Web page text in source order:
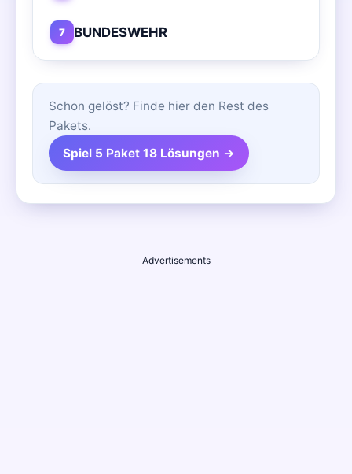
7 BUNDESWEHR
Schon gelöst? Finde hier den Rest des
Pakets.
Spiel 5 Paket 18 Lösungen →
Advertisements